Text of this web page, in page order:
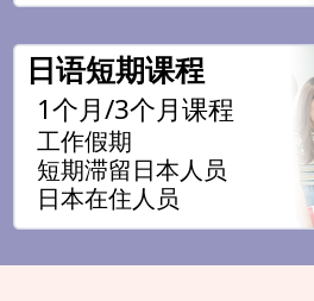
日语短期课程
1个月/3个月课程
工作假期
短期滞留日本人员
日本在住人员